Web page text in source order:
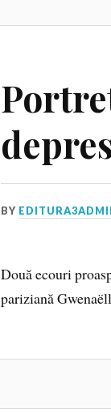
BY
Două ecouri
pariziană